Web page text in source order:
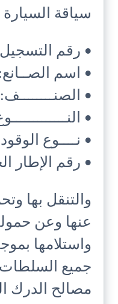
سياقة السيارة
• رقم
• اسم
•
•
• نــــوع
• رقم
والتنقل بها
عنها وعن
واستلامها
جميع السلطات
مصالح الدرك